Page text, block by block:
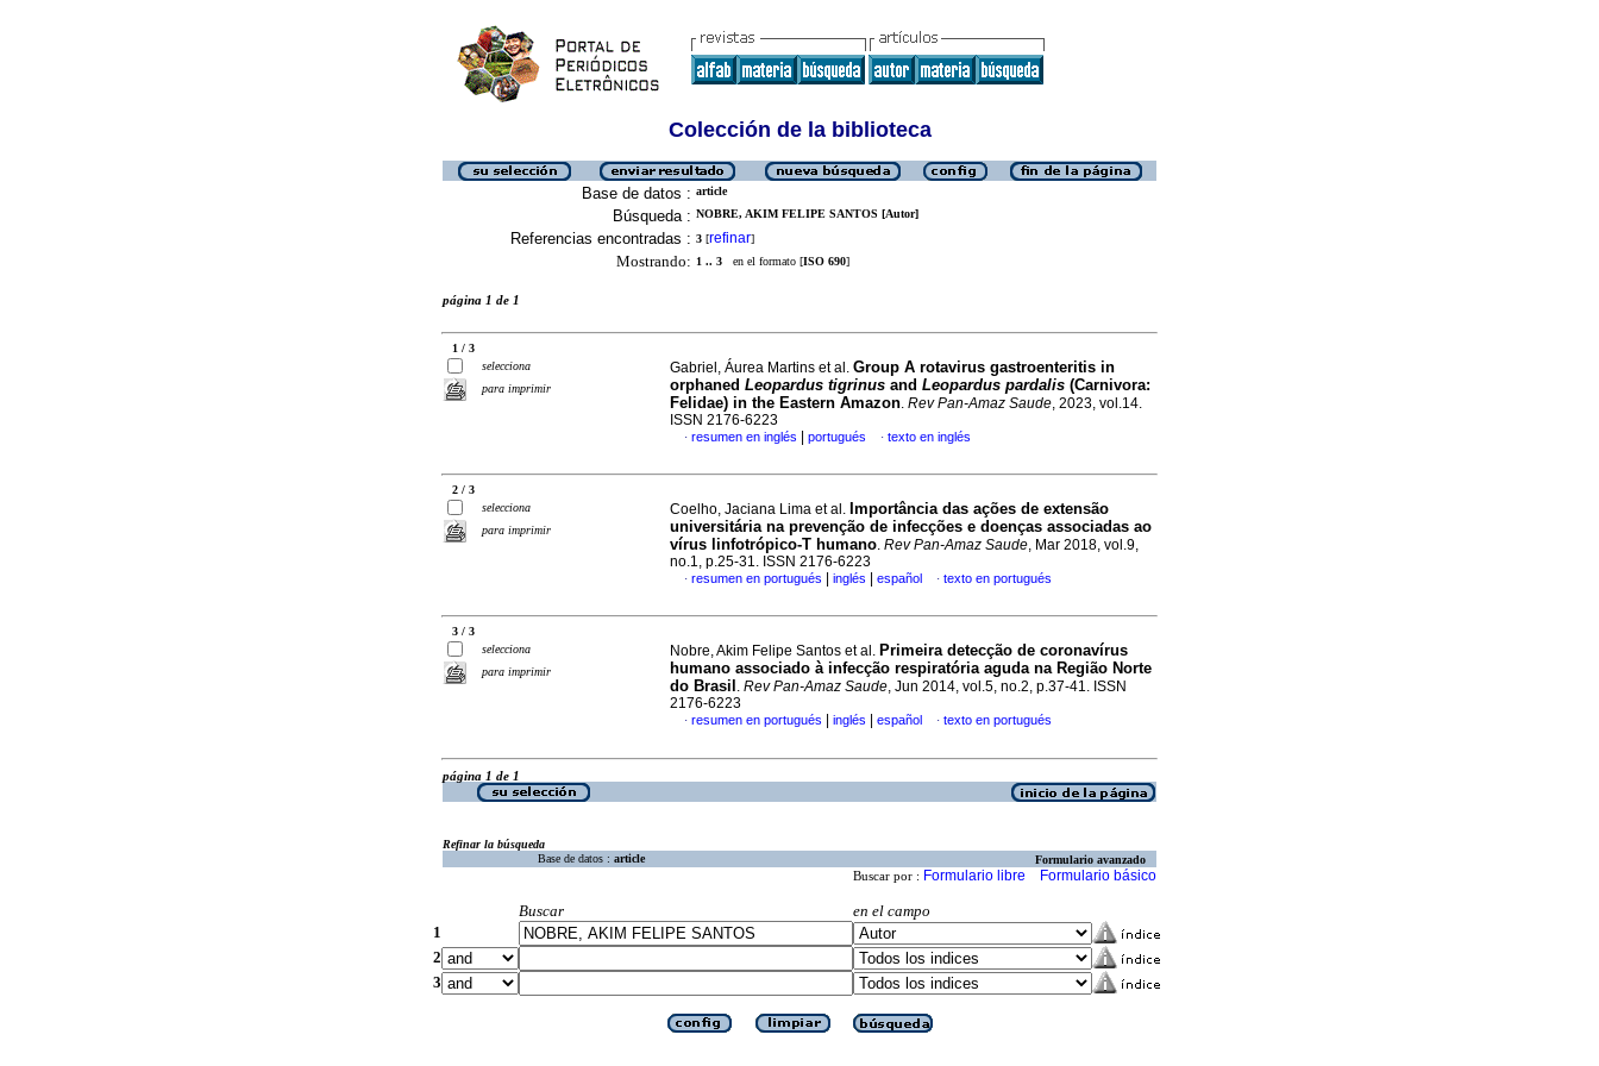
Colección de la biblioteca
Base de datos : article
Búsqueda : NOBRE, AKIM FELIPE SANTOS [Autor]
Referencias encontradas : 3 [refinar]
Mostrando: 1 .. 3 en el formato [ISO 690]
página 1 de 1
1 / 3
selecciona
para imprimir
Gabriel, Áurea Martins et al. Group A rotavirus gastroenteritis in
orphaned Leopardus tigrinus and Leopardus pardalis (Carnivora:
Felidae) in the Eastern Amazon. Rev Pan-Amaz Saude, 2023, vol.14.
ISSN 2176-6223
· resumen en inglés portugués · texto en inglés
2 / 3
selecciona
para imprimir
Coelho, Jaciana Lima et al. Importância das ações de extensão
universitária na prevenção de infecções e doenças associadas ao
vírus linfotrópico-T humano. Rev Pan-Amaz Saude, Mar 2018, vol.9,
no.1, p.25-31. ISSN 2176-6223
· resumen en portugués inglés español · texto en portugués
3 / 3
selecciona
para imprimir
Nobre, Akim Felipe Santos et al. Primeira detecção de coronavírus
humano associado à infecção respiratória aguda na Região Norte
do Brasil . Rev Pan-Amaz Saude, Jun 2014, vol.5, no.2, p.37-41. ISSN
2176-6223
· resumen en portugués inglés español · texto en portugués
página 1 de 1
Refinar la búsqueda
Base de datos : article Formulario avanzado
Buscar por : Formulario libre Formulario básico
Buscar
en el campo
1
2
3